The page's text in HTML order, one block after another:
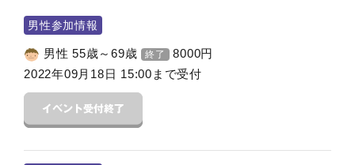
男性参加情報
男性 55歳～69歳 終了 8000円
2022年09月18日 15:00まで受付